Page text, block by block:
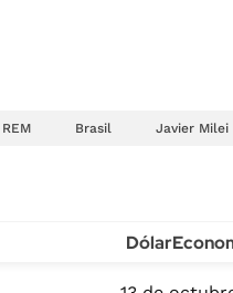
REM Brasil Javier Milei
Dólar